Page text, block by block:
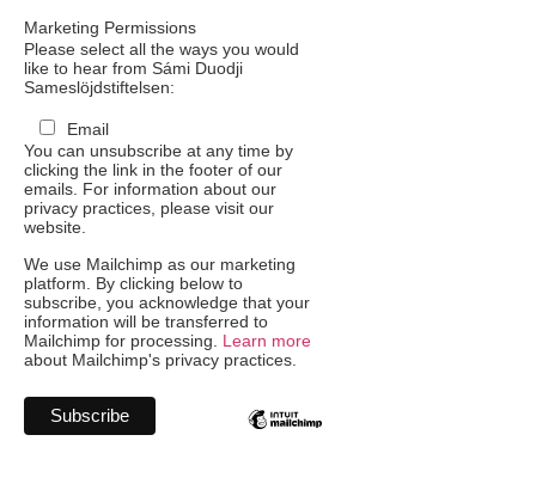
Marketing Permissions
Please select all the ways you would
like to hear from Sámi Duodji
Sameslöjdstiftelsen:
Email
You can unsubscribe at any time by
clicking the link in the footer of our
emails. For information about our
privacy practices, please visit our
website.
We use Mailchimp as our marketing
platform. By clicking below to
subscribe, you acknowledge that your
information will be transferred to
Mailchimp for processing. Learn more
about Mailchimp's privacy practices.